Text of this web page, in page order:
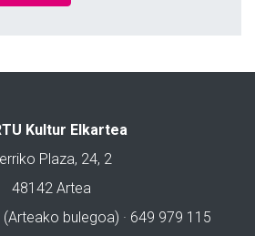
Kultur Elkartea
Plaza, 24, 2
48142 Artea
bulegoa) · 649 979 115